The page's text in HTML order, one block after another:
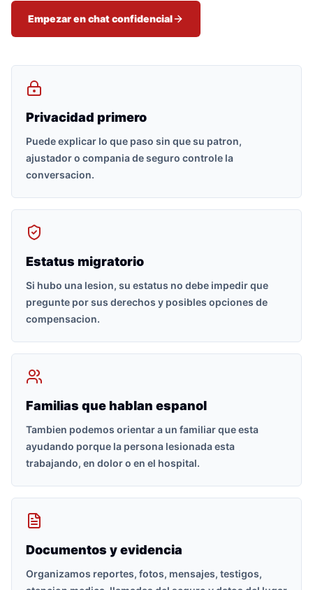
Empezar en chat confidencial
Privacidad primero
Puede explicar lo que paso sin que su patron,
ajustador o compania de seguro controle la
conversacion.
Estatus migratorio
Si hubo una lesion, su estatus no debe impedir que
pregunte por sus derechos y posibles opciones de
compensacion.
Familias que hablan espanol
Tambien podemos orientar a un familiar que esta
ayudando porque la persona lesionada esta
trabajando, en dolor o en el hospital.
Documentos y evidencia
Organizamos reportes, fotos, mensajes, testigos,